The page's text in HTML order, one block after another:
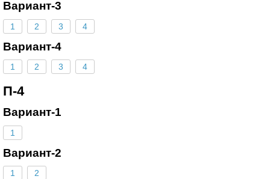
Вариант-3
1 2 3 4
Вариант-4
1 2 3 4
П-4
Вариант-1
1
Вариант-2
1 2